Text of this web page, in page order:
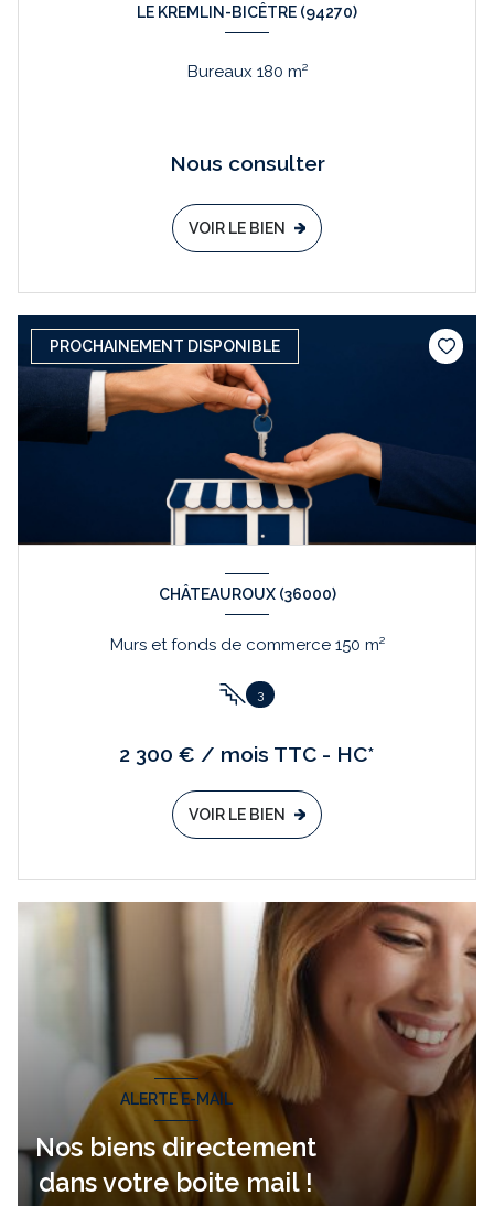
LE KREMLIN-BICÊTRE (94270)
Bureaux 180 m²
Nous consulter
VOIR LE BIEN
PROCHAINEMENT DISPONIBLE
CHÂTEAUROUX (36000)
Murs et fonds de commerce 150 m²
3
2 300 € / mois TTC - HC*
VOIR LE BIEN
ALERTE E-MAIL
Nos biens directement
dans votre boite mail !